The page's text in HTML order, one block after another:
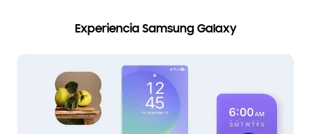
Experiencia Samsung Galaxy